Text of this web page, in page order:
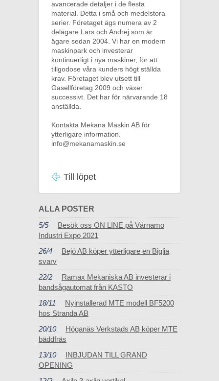
avancerade detaljer i de flesta
material. Detta i små och medelstora
serier. Företaget ägs numera av 2
delägare Lars och Andrej som är
ägare sedan 2004. Vi har en modern
maskinpark och investerar
kontinuerligt i nya maskiner, för att
tillgodose våra kunders högt ställda
krav. Företaget blev utsett till
Gasellföretag 2009 och växer
successivt. Det har för närvarande 18
anställda.
Kontakta Mekana Maskin AB för
ytterligare information.
info@mekanamaskin.se
Till löpet
ALLA POSTER
5/5
Besök oss ON LINE på Värnamo
Industri Expo 2021
26/4
Bejö AB köper ytterligare en Biglia
svarv
22/2
Ramax Mekaniska AB investerar i
bandsågautomat från KASTO
18/11
Nyinstallerad MTE modell BF5200
hos Stranda AB
20/10
Höganäs Verkstads AB köper MTE
bäddfräs
13/10
INBJUDAN TILL GRAND
OPENING